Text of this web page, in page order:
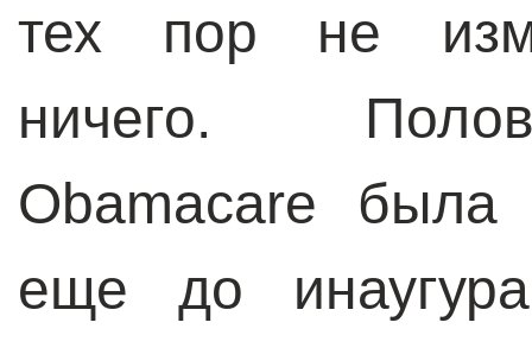
тех пор не
ничего.
Obamacare была
еще до